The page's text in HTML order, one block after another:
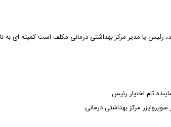
تام اختیار رئیس
مرکز بهداشتی درمانی